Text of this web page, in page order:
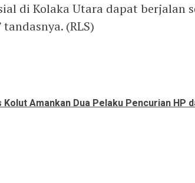
di Kolaka Utara dapat berjalan
(RLS)
Amankan Dua Pelaku Pencurian HP